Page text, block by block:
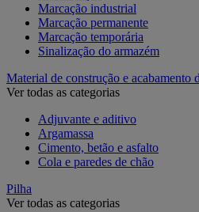
Marcação industrial
Marcação permanente
Marcação temporária
Sinalização do armazém
Material de construção e acabamento
Ver todas as categorias
Adjuvante e aditivo
Argamassa
Cimento, betão e asfalto
Cola e paredes de chão
Pilha
Ver todas as categorias